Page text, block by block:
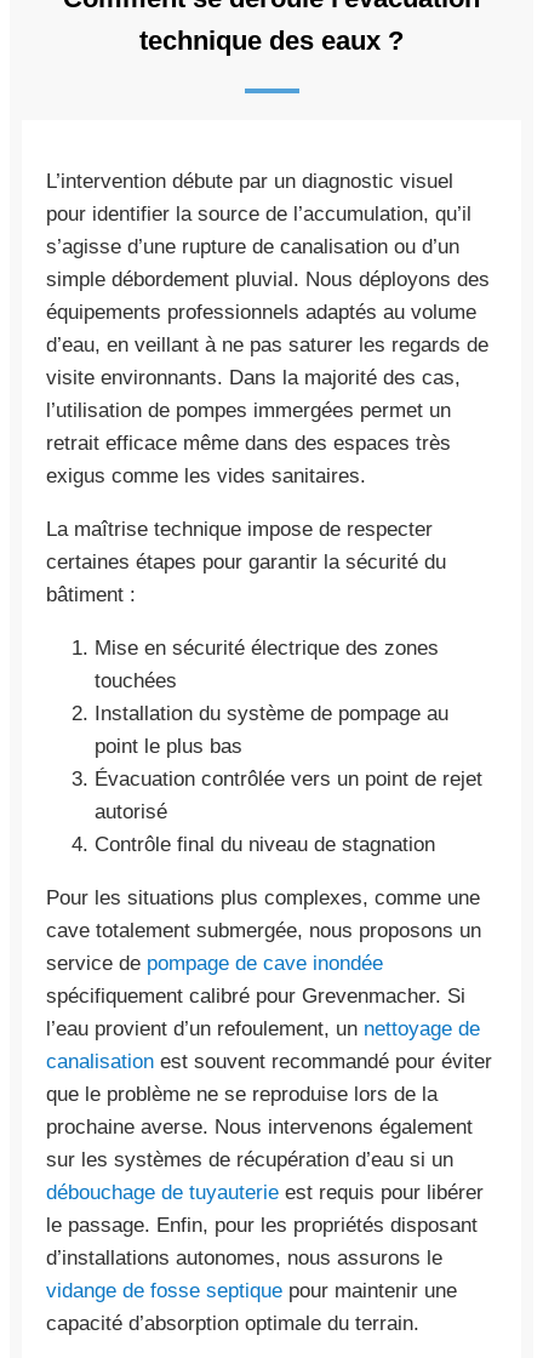
technique des eaux ?
L’intervention débute par un diagnostic visuel
pour identifier la source de l’accumulation, qu’il
s’agisse d’une rupture de canalisation ou d’un
simple débordement pluvial. Nous déployons des
équipements professionnels adaptés au volume
d’eau, en veillant à ne pas saturer les regards de
visite environnants. Dans la majorité des cas,
l’utilisation de pompes immergées permet un
retrait efficace même dans des espaces très
exigus comme les vides sanitaires.
La maîtrise technique impose de respecter
certaines étapes pour garantir la sécurité du
bâtiment :
Mise en sécurité électrique des zones
touchées
Installation du système de pompage au
point le plus bas
Évacuation contrôlée vers un point de rejet
autorisé
Contrôle final du niveau de stagnation
Pour les situations plus complexes, comme une
cave totalement submergée, nous proposons un
service de pompage de cave inondée
spécifiquement calibré pour Grevenmacher. Si
l’eau provient d’un refoulement, un nettoyage de
canalisation est souvent recommandé pour éviter
que le problème ne se reproduise lors de la
prochaine averse. Nous intervenons également
sur les systèmes de récupération d’eau si un
débouchage de tuyauterie est requis pour libérer
le passage. Enfin, pour les propriétés disposant
d’installations autonomes, nous assurons le
vidange de fosse septique pour maintenir une
capacité d’absorption optimale du terrain.